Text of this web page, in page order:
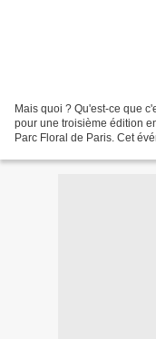
Mais quoi ? Qu'est-ce que
pour une troisième édition
Parc Floral de Paris. Cet